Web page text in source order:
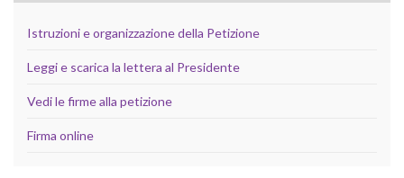
Istruzioni e organizzazione della Petizione
Leggi e scarica la lettera al Presidente
Vedi le firme alla petizione
Firma online